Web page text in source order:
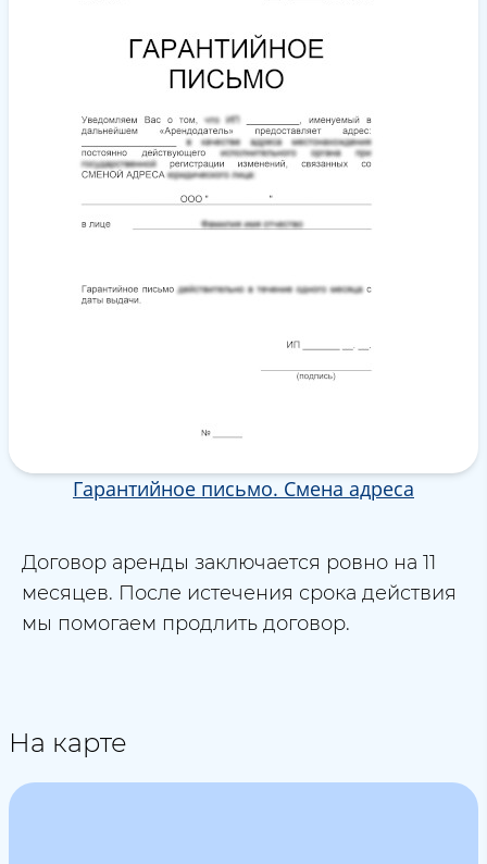
Гарантийное письмо. Смена адреса
Договор аренды заключается ровно на 11
месяцев. После истечения срока действия
мы помогаем продлить договор.
На карте